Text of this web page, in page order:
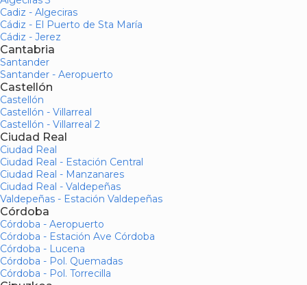
Cadiz - Algeciras
Cádiz - El Puerto de Sta María
Cádiz - Jerez
Cantabria
Santander
Santander - Aeropuerto
Castellón
Castellón
Castellón - Villarreal
Castellón - Villarreal 2
Ciudad Real
Ciudad Real
Ciudad Real - Estación Central
Ciudad Real - Manzanares
Ciudad Real - Valdepeñas
Valdepeñas - Estación Valdepeñas
Córdoba
Córdoba - Aeropuerto
Córdoba - Estación Ave Córdoba
Córdoba - Lucena
Córdoba - Pol. Quemadas
Córdoba - Pol. Torrecilla